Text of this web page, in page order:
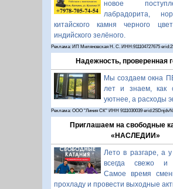
новое
лабрадорита,
китайского камня черного
индийского зелёного.
Реклама: ИП Миляновская Н. С. ИНН:911104727675
Надежность, проверенная
Мы создаем окна
лет и знаем, как
уютнее, а расходы
Реклама: ООО "Линия СК" ИНН 9111030039
Приглашаем на свободные
«НАСЛЕДИИ»
Лето в разгаре, а
всегда свежо и
Самое время
прохладу и провести выходные